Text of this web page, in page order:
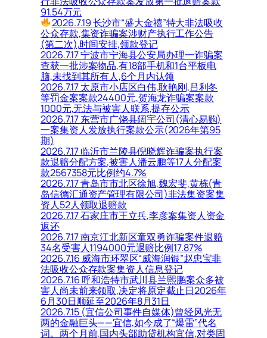
91.54万元
2026.7.19 长沙市“盛大金禧”特大非法吸收
公众存款,集资诈骗案涉财产执行工作公告
(第二次),时间安排,领款登记
2026.7.17 宁波市宁海县公安局办理一诈骗案
查获一批涉案物品,有18部手机和1台平板电
脑,未找到其所有人,6个月内认领
2026.7.17 太原市小店区白伟,耿艳刚,吕利冬
等罚金案案款24400元,贺海龙诈骗案案款
1000元,无法与被害人联系,提存公示
2026.7.17 东营市广饶县阔宇公司(清心易购)
一案集资人发放执行案款公示(2026年第95
期)
2026.7.17 临沂市兰陵县倪晓辉诈骗案执行案
款退赔分配方案,被害人潘云鹏等17人分配案
款2567358元比例约4.7%
2026.7.17 青岛市市北区徐旭,魏宏斐,黄栋(青
岛信德汇通资产管理有限公司)非法集资案集
资人52人领取退赔款
2026.7.17 石家庄市王立兵,李彦案集资人资金
返还
2026.7.17 南京江北新区童双勇诈骗案件退赔
34名受害人1194000元退赔比例17.87%
2026.7.16 威海市环翠区“威海润银”赵忠宝非
法吸收公众存款案集资人信息登记
2026.7.16 呼和浩特市武川县兰熙鹏案众多被
害人尚未前来领取,决定将原定截止日2026年
6月30日顺延至2026年8月31日
2026.7.15 (宜信公司事件自媒体)曾经风光无
两的金融巨头——宜信,如今成了“爆雷”代名
词。两个月前,国内头部助贷机构宜信,对类固